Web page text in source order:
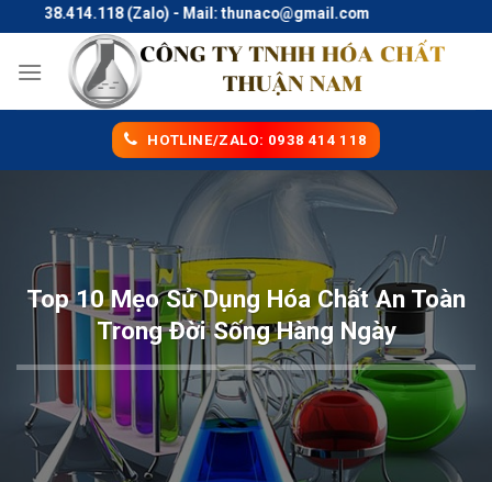
to
content
(Zalo) - Mail: thunaco@gmail.com
HOTLINE/ZALO: 0938 414 118
Top 10 Mẹo Sử Dụng Hóa Chất An Toàn
Trong Đời Sống Hàng Ngày